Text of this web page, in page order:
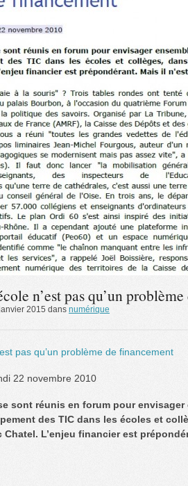
n’est pas qu’un
2015 dans numérique
pas qu’un problème de financement
22 novembre 2010
sont réunis en forum pour envisager
des TIC dans les écoles et
L’enjeu financier est